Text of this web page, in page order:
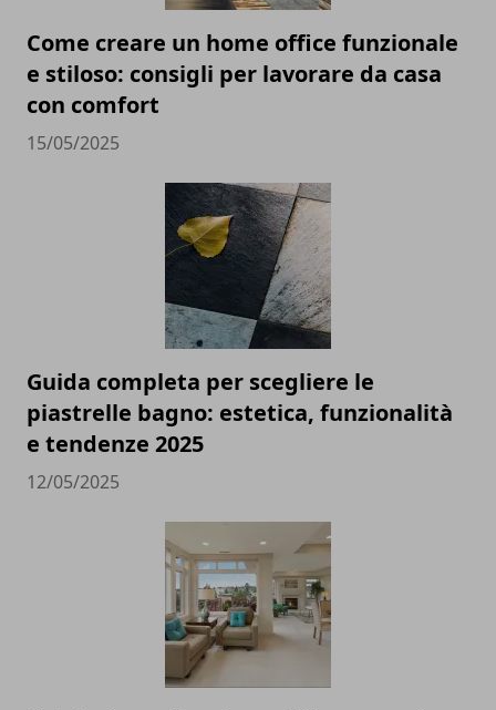
Come creare un home office funzionale
e stiloso: consigli per lavorare da casa
con comfort
15/05/2025
Guida completa per scegliere le
piastrelle bagno: estetica, funzionalità
e tendenze 2025
12/05/2025